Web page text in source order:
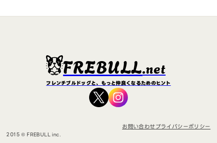
FREBULL.net
フレンチブルドッグと、もっと仲良くなるためのヒント
2015 © FREBULL inc.
お問い合わせプライバシーポリシー